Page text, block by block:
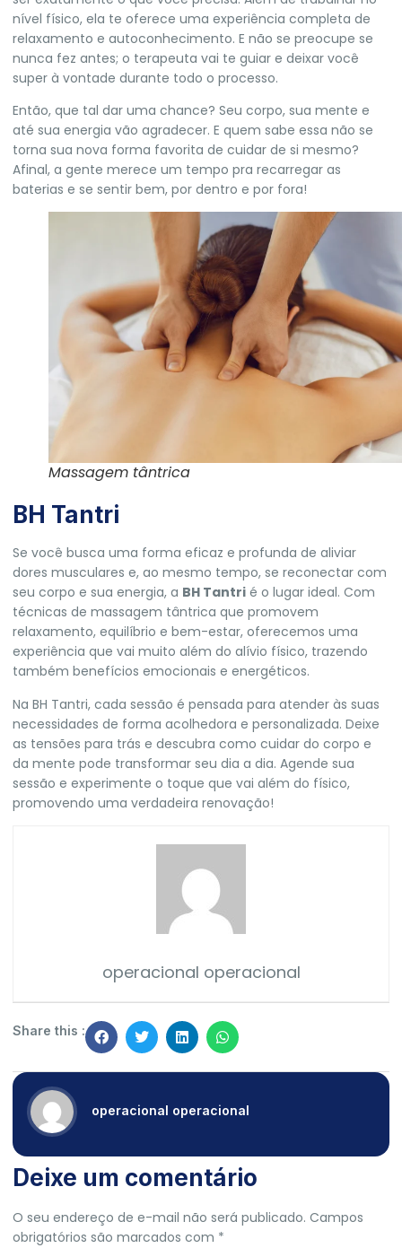
nível físico, ela te oferece uma experiência completa de
relaxamento e autoconhecimento. E não se preocupe se
nunca fez antes; o terapeuta vai te guiar e deixar você
super à vontade durante todo o processo.
Então, que tal dar uma chance? Seu corpo, sua mente e
até sua energia vão agradecer. E quem sabe essa não se
torna sua nova forma favorita de cuidar de si mesmo?
Afinal, a gente merece um tempo pra recarregar as
baterias e se sentir bem, por dentro e por fora!
Massagem tântrica
BH Tantri
Se você busca uma forma eficaz e profunda de aliviar
dores musculares e, ao mesmo tempo, se reconectar com
seu corpo e sua energia, a BH Tantri é o lugar ideal. Com
técnicas de massagem tântrica que promovem
relaxamento, equilíbrio e bem-estar, oferecemos uma
experiência que vai muito além do alívio físico, trazendo
também benefícios emocionais e energéticos.
Na BH Tantri, cada sessão é pensada para atender às suas
necessidades de forma acolhedora e personalizada. Deixe
as tensões para trás e descubra como cuidar do corpo e
da mente pode transformar seu dia a dia. Agende sua
sessão e experimente o toque que vai além do físico,
promovendo uma verdadeira renovação!
operacional operacional
Share this :
operacional operacional
Deixe um comentário
O seu endereço de e-mail não será publicado. Campos
obrigatórios são marcados com *